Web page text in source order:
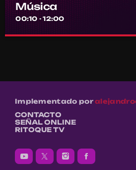
Música
00:10 - 12:00
Música
Implementado por
CONTACTO
SEÑAL ONLINE
RITOQUE TV